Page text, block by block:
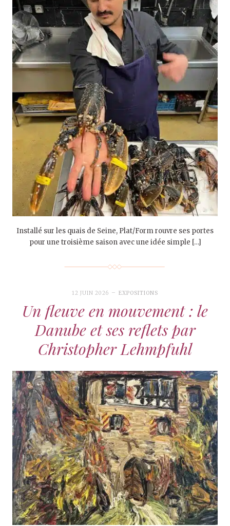
Installé sur les quais de Seine, Plat/Form rouvre ses portes
pour une troisième saison avec une idée simple […]
12 JUIN 2026 EXPOSITIONS
Un fleuve en mouvement : le
Danube et ses reflets par
Christopher Lehmpfuhl